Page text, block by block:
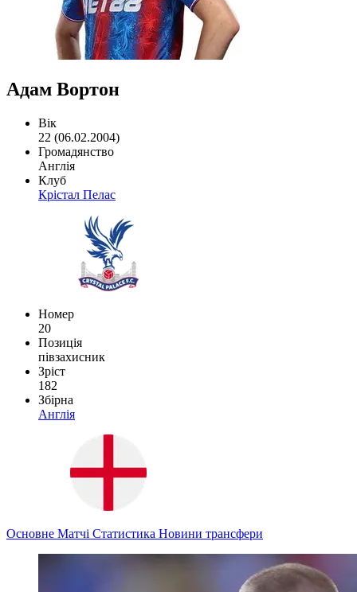
Адам Вортон
Вік
22 (06.02.2004)
Громадянство
Англія
Клуб
Крістал Пелас
Номер
20
Позиція
півзахисник
Зріст
182
Збірна
Англія
Основне Матчі Статистика Новини трансфери